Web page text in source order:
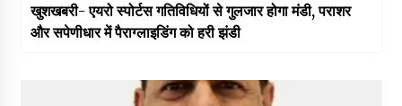
खुशखबरी- एयरो स्पोर्टस गतिविधियों से गुलजार होगा मंडी, पराशर
और सपेणीधार में पैराग्लाइडिंग को हरी झंडी